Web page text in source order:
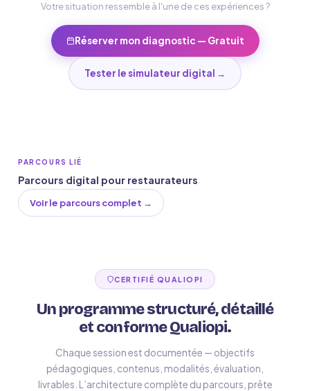
Votre situation ressemble à l'une de ces expériences ?
Réserver mon diagnostic — Gratuit
Tester le simulateur digital →
PARCOURS LIÉ
Parcours digital pour restaurateurs
Voir le parcours complet →
CERTIFIÉ QUALIOPI
Un programme structuré, détaillé
et conforme Qualiopi.
Chaque session est documentée — objectifs
pédagogiques, contenus, modalités, évaluation,
livrables. L’architecture complète du parcours, prête